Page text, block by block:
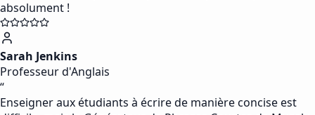
absolument !
Sarah Jenkins
Professeur d'Anglais
“
Enseigner aux étudiants à écrire de manière concise est